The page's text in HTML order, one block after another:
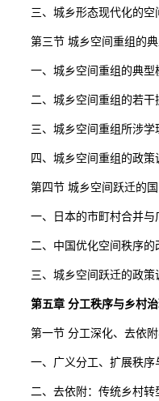
三、城乡形态现代化的空
第三节 城乡空间重组的
一、城乡空间重组的典型
二、城乡空间重组的若干
三、城乡空间重组所涉学
四、城乡空间重组的政策
第四节 城乡空间跃迁的
一、日本的市町村合并与
二、中国优化空间秩序的
三、城乡空间跃迁的政策
第五章 分工秩序与乡村
第一节 分工深化、去依
一、广义分工、扩展秩序
二、去依附：传统乡村转